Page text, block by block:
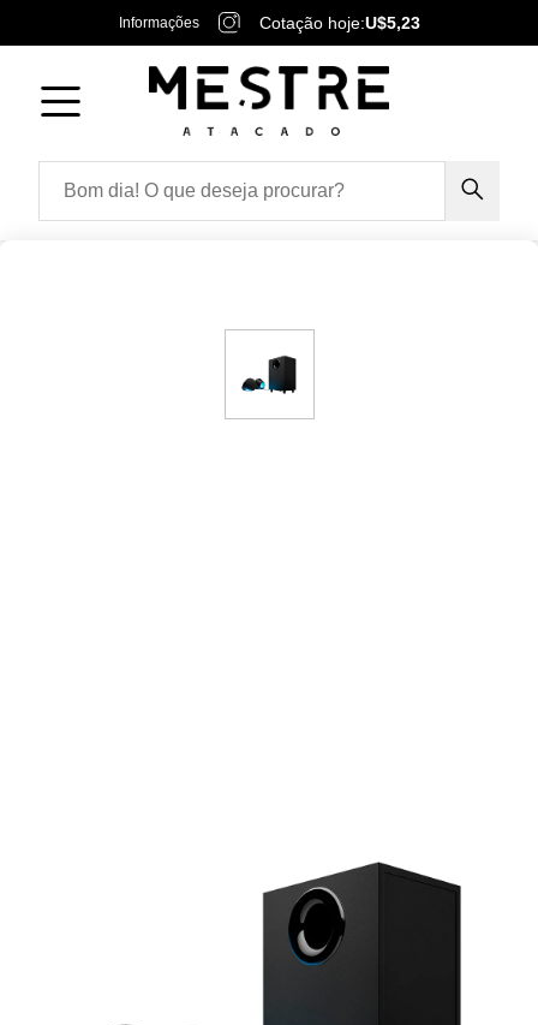
Informações Cotação hoje:U$5,23